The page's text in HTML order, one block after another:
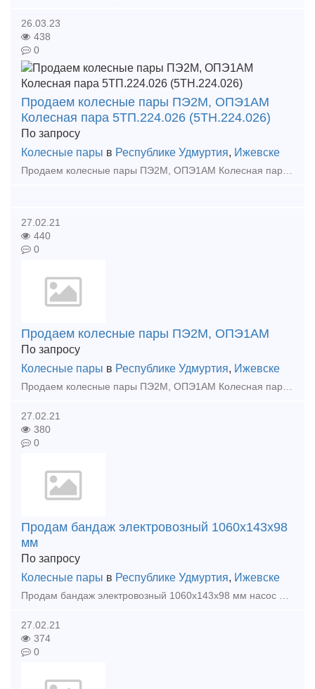
26.03.23
438
0
Продаем колесные пары ПЭ2М, ОПЭ1АМ
Колесная пара 5ТП.224.026 (5ТН.224.026)
По запросу
Колесные пары в Республике Удмуртия, Ижевске
Продаем колесные пары ПЭ2М, ОПЭ1АМ Колесная пара 5ТП.224.026 (5ТН.224.026) ЭК Факт, ООО, Ижевск, RU Иван, менеджер Тел: +7 (3412) 918-400 ЭК Факт, ООО, Ижевск, RU И
27.02.21
440
0
Продаем колесные пары ПЭ2М, ОПЭ1АМ
По запросу
Колесные пары в Республике Удмуртия, Ижевске
Продаем колесные пары ПЭ2М, ОПЭ1АМ Колесная пара 5ТП.224.026 (5ТН.224.026) По всем вопросам звонить по телефону или писать на почту Андрей Тел: +7 (922) 691-53-03 E-mail: di
27.02.21
380
0
Продам бандаж электровозный 1060х143х98
мм
По запросу
Колесные пары в Республике Удмуртия, Ижевске
Продам бандаж электровозный 1060х143х98 мм насос д49.107спч-4, в наличии По всем вопросам звоните по телефону или пишите на почту Андрей Тел: +7 (922) 691-53-03 E-mail: dir
27.02.21
374
0